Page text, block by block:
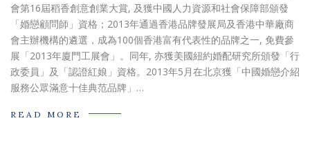
會第16屆稻香創意創業大賞, 及獲中國人力資源和社會保障部頒發
「婚戀顧問師」資格；2013年通過香港品牌發展局及香港中華廠商
會主辦機構的遴選，成為100個香港富有代表性的品牌之一, 免費參
展「2013年廈門工展會」。同年, 亦獲美國紐約婚配研究所頒發「行
政委員」及「認證紅娘」資格。2013年5月在北京獲「中國婚戀介紹
服務公眾滿意十佳典范品牌」…
READ MORE